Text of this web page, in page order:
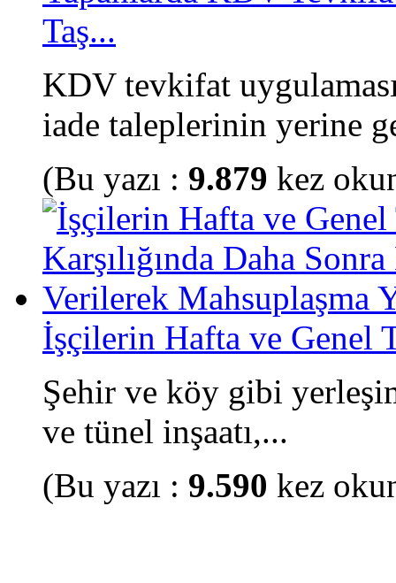
Taş...
KDV tevkifat
iade taleplerinin yerine
(Bu yazı : 9.879 kez
İşçilerin Hafta ve Genel
Şehir ve köy gibi
ve tünel inşaatı,...
(Bu yazı : 9.590 kez